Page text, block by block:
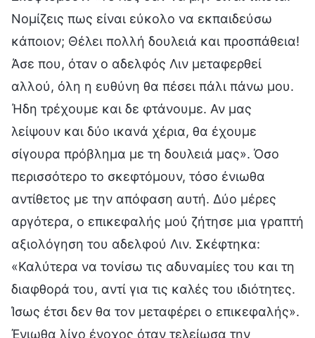
Νομίζεις πως είναι εύκολο να εκπαιδεύσω
κάποιον; Θέλει πολλή δουλειά και προσπάθεια!
Άσε που, όταν ο αδελφός Λιν μεταφερθεί
αλλού, όλη η ευθύνη θα πέσει πάλι πάνω μου.
Ήδη τρέχουμε και δε φτάνουμε. Αν μας
λείψουν και δύο ικανά χέρια, θα έχουμε
σίγουρα πρόβλημα με τη δουλειά μας». Όσο
περισσότερο το σκεφτόμουν, τόσο ένιωθα
αντίθετος με την απόφαση αυτή. Δύο μέρες
αργότερα, ο επικεφαλής μού ζήτησε μια γραπτή
αξιολόγηση του αδελφού Λιν. Σκέφτηκα:
«Καλύτερα να τονίσω τις αδυναμίες του και τη
διαφθορά του, αντί για τις καλές του ιδιότητες.
Ίσως έτσι δεν θα τον μεταφέρει ο επικεφαλής».
Ένιωθα λίγο ένοχος όταν τελείωσα την